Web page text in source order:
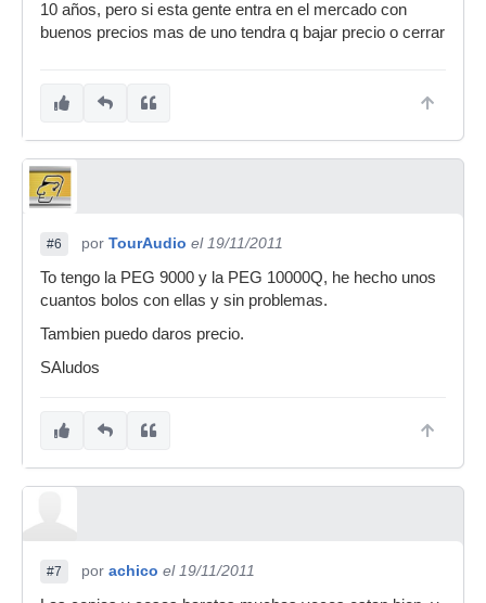
10 años, pero si esta gente entra en el mercado con
buenos precios mas de uno tendra q bajar precio o cerrar
#6 por TourAudio el 19/11/2011
To tengo la PEG 9000 y la PEG 10000Q, he hecho unos
cuantos bolos con ellas y sin problemas.
Tambien puedo daros precio.
SAludos
#7 por achico el 19/11/2011